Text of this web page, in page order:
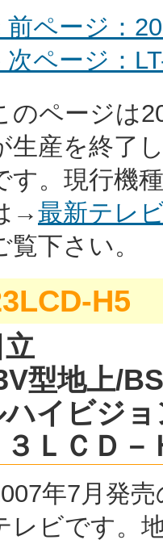
前ページ：
次ページ：
のページは
生産を終了
す。現行機
→最新テレ
覧下さい。
H5
立
型地上/
ハイビジ
３ＬＣＤ－
年7月発
レビです。